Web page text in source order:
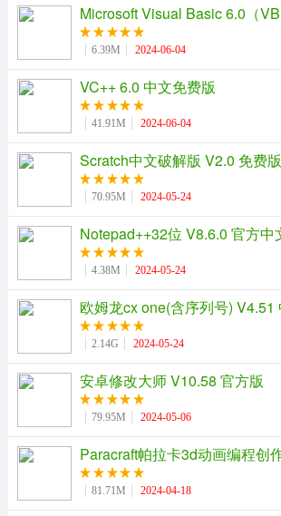
6.39M 2024-06-04
VC++ 6.0 中文免费版
41.91M 2024-06-04
Scratch中文破解版 V2.0 免费版
70.95M 2024-05-24
4.38M 2024-05-24
2.14G 2024-05-24
安卓修改大师 V10.58 官方版
79.95M 2024-05-06
81.71M 2024-04-18